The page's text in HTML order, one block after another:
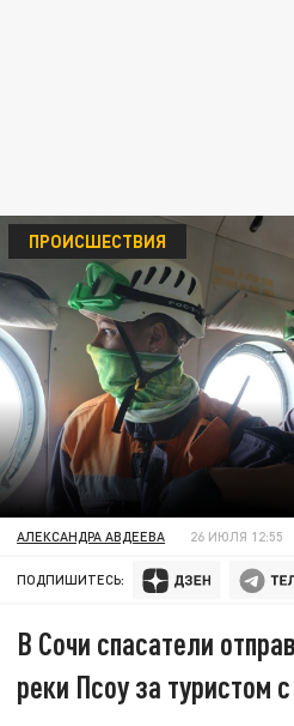
ПРОИСШЕСТВИЯ
АЛЕКСАНДРА АВДЕЕВА 26 ИЮЛЯ 12:55
ПОДПИШИТЕСЬ:
В Сочи спасатели
реки Псоу за туристом